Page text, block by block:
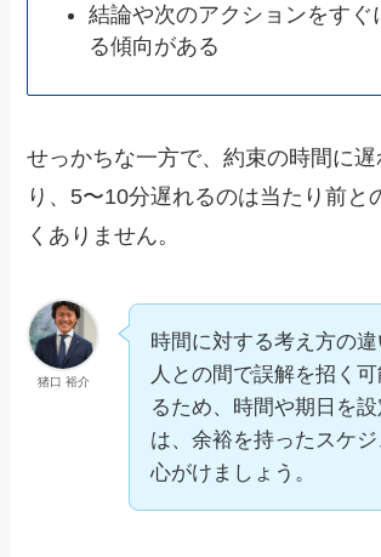
結論や次のアクションをすぐ
る傾向がある
せっかちな一方で、約束の時間に
り、5〜10分遅れるのは当たり前と
くありません。
猪口 裕介
時間に対する考え方の
人との間で誤解を招く
るため、時間や期日を
は、余裕を持ったスケ
心がけましょう。